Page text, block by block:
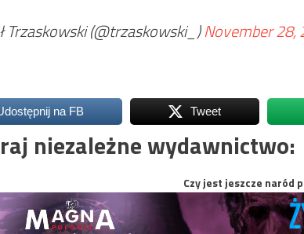
Trzaskowski (@trzaskowski_)November 28,
na FB Tweet
niezależne wydawnictwo:
Czy jest jeszcze naród